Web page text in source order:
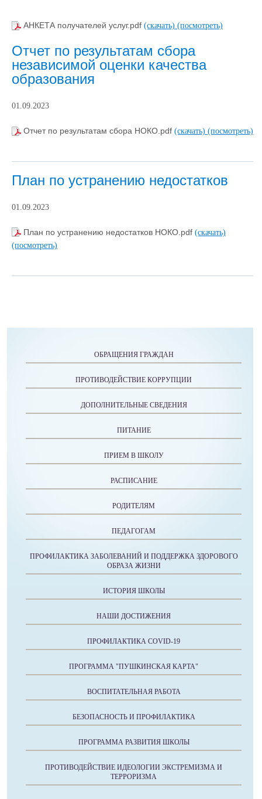
АНКЕТА получателей услуг.pdf (скачать) (посмотреть)
Отчет по результатам сбора
независимой оценки качества
образования
01.09.2023
Отчет по результатам сбора НОКО.pdf (скачать) (посмотреть)
План по устранению недостатков
01.09.2023
План по устранению недостатков НОКО.pdf (скачать)
(посмотреть)
ОБРАЩЕНИЯ ГРАЖДАН
ПРОТИВОДЕЙСТВИЕ КОРРУПЦИИ
ДОПОЛНИТЕЛЬНЫЕ СВЕДЕНИЯ
ПИТАНИЕ
ПРИЕМ В ШКОЛУ
РАСПИСАНИЕ
РОДИТЕЛЯМ
ПЕДАГОГАМ
ПРОФИЛАКТИКА ЗАБОЛЕВАНИЙ И ПОДДЕРЖКА ЗДОРОВОГО
ОБРАЗА ЖИЗНИ
ИСТОРИЯ ШКОЛЫ
НАШИ ДОСТИЖЕНИЯ
ПРОФИЛАКТИКА COVID-19
ПРОГРАММА "ПУШКИНСКАЯ КАРТА"
ВОСПИТАТЕЛЬНАЯ РАБОТА
БЕЗОПАСНОСТЬ И ПРОФИЛАКТИКА
ПРОГРАММА РАЗВИТИЯ ШКОЛЫ
ПРОТИВОДЕЙСТВИЕ ИДЕОЛОГИИ ЭКСТРЕМИЗМА И
ТЕРРОРИЗМА